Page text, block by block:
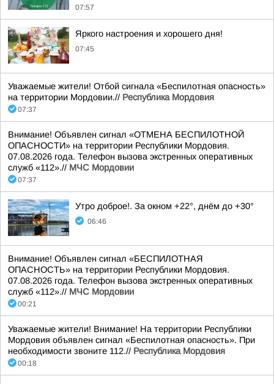
07:57
Яркого настроения и хорошего дня!
07:45
Уважаемые жители! Отбой сигнала «Беспилотная опасность»
на территории Мордовии.// Республика Мордовия
07:37
Внимание! Объявлен сигнал «ОТМЕНА БЕСПИЛОТНОЙ
ОПАСНОСТИ» на территории Республики Мордовия.
07.08.2026 года. Телефон вызова экстренных оперативных
служб «112».// МЧС Мордовии
07:37
Утро доброе!. За окном +22°, днём до +30°
06:46
Внимание! Объявлен сигнал «БЕСПИЛОТНАЯ
ОПАСНОСТЬ» на территории Республики Мордовия.
07.08.2026 года. Телефон вызова экстренных оперативных
служб «112».// МЧС Мордовии
00:21
Уважаемые жители! Внимание! На территории Республики
Мордовия объявлен сигнал «Беспилотная опасность». При
необходимости звоните 112.// Республика Мордовия
00:18